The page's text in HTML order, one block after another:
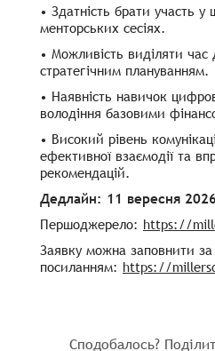
• Здатність брати участь
менторських сесіях.
• Можливість виділяти
стратегічним плануванням.
• Наявність навичок
володіння базовими
• Високий рівень
ефективної взаємодії та
рекомендацій.
Дедлайн: 11 вересня
Першоджерело: https://
Заявку можна заповнити за
посиланням: https://
Сподобалось?